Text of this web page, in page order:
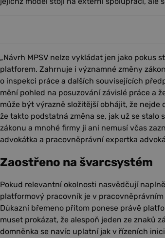
„Návrh MPSV nelze vykládat jen jako
platforem. Zahrnuje i významné změny
o inspekci práce a dalších souvisejících
mění pohled na posuzování závislé práce a
může být výrazně složitější obhájit, že nejde
že takto podstatná změna se, jak už se stalo
zákonu a mnohé firmy ji ani nemusí včas
advokátka a pracovněprávní expertka
Zaostřeno na švarcsystém
Pokud relevantní okolnosti nasvědčují
platformový pracovník je v
Důkazní břemeno přitom ponese právě
muset prokázat, že alespoň jeden ze znaků
domněnka se navíc uplatní jak v řízeních